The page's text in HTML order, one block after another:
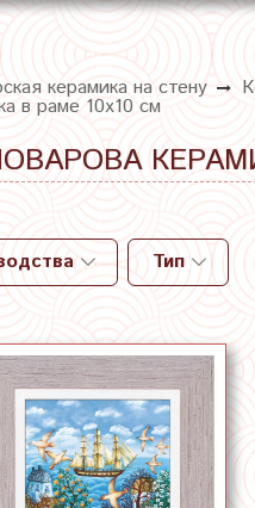
керамика на стену
в раме 10х10 см
Тип